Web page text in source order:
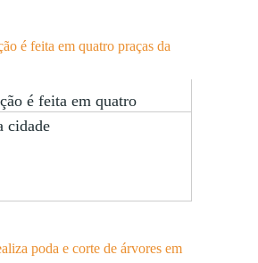
é feita em quatro
cidade